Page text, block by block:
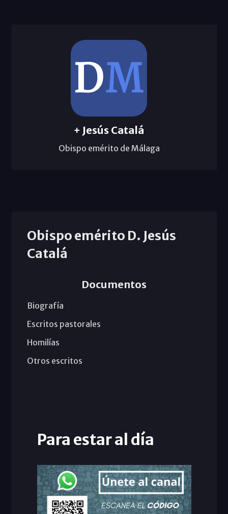
+ Jesús Catalá
Obispo emérito de Málaga
Obispo emérito D. Jesús
Catalá
Documentos
Biografía
Escritos pastorales
Homilías
Otros escritos
Para estar al día